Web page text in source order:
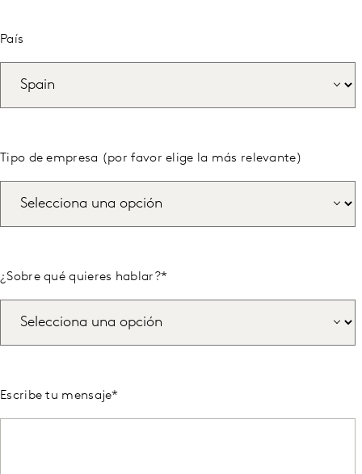
País
Tipo de empresa (por favor elige la más relevante)
¿Sobre qué quieres hablar?*
Escribe tu mensaje*